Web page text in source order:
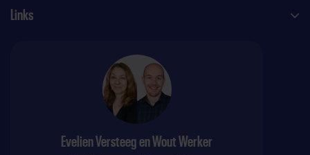
Links
Evelien Versteeg en Wout Werker